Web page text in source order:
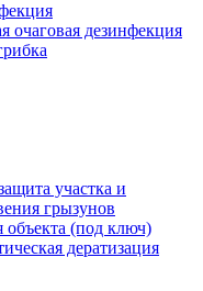
очаговая дезинфекция
участка и
грызунов
объекта (под ключ)
дератизация